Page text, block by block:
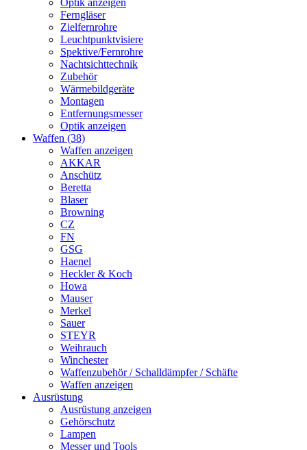
Optik anzeigen
Ferngläser
Zielfernrohre
Leuchtpunktvisiere
Spektive/Fernrohre
Nachtsichttechnik
Zubehör
Wärmebildgeräte
Montagen
Entfernungsmesser
Optik anzeigen
Waffen (38)
Waffen anzeigen
AKKAR
Anschütz
Beretta
Blaser
Browning
CZ
FN
GSG
Haenel
Heckler & Koch
Howa
Mauser
Merkel
Sauer
STEYR
Weihrauch
Winchester
Waffenzubehör / Schalldämpfer / Schäfte
Waffen anzeigen
Ausrüstung
Ausrüstung anzeigen
Gehörschutz
Lampen
Messer und Tools